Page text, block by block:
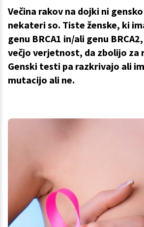
Večina rakov na dojki ni
nekateri so. Tiste ženske, ki
genu BRCA1 in/ali genu
večjo verjetnost, da zbolijo za
Genski testi pa razkrivajo ali
mutacijo ali ne.